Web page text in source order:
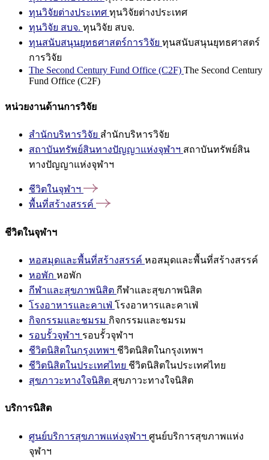
ทุนวิจัยต่างประเทศ ทุนวิจัยต่างประเทศ
ทุนวิจัย สบจ. ทุนวิจัย สบจ.
ทุนสนับสนุนยุทธศาสตร์การวิจัย ทุนสนับสนุนยุทธศาสตร์
การวิจัย
The Second Century Fund Office (C2F) The Second Century
Fund Office (C2F)
หน่วยงานด้านการวิจัย
สำนักบริหารวิจัย สำนักบริหารวิจัย
สถาบันทรัพย์สินทางปัญญาแห่งจุฬาฯ สถาบันทรัพย์สิน
ทางปัญญาแห่งจุฬาฯ
ชีวิตในจุฬาฯ
พื้นที่สร้างสรรค์
ชีวิตในจุฬาฯ
หอสมุดและพื้นที่สร้างสรรค์ หอสมุดและพื้นที่สร้างสรรค์
หอพัก หอพัก
กีฬาและสุขภาพนิสิต กีฬาและสุขภาพนิสิต
โรงอาหารและคาเฟ่ โรงอาหารและคาเฟ่
กิจกรรมและชมรม กิจกรรมและชมรม
รอบรั้วจุฬาฯ รอบรั้วจุฬาฯ
ชีวิตนิสิตในกรุงเทพฯ ชีวิตนิสิตในกรุงเทพฯ
ชีวิตนิสิตในประเทศไทย ชีวิตนิสิตในประเทศไทย
สุขภาวะทางใจนิสิต สุขภาวะทางใจนิสิต
บริการนิสิต
ศูนย์บริการสุขภาพแห่งจุฬาฯ ศูนย์บริการสุขภาพแห่ง
จุฬาฯ